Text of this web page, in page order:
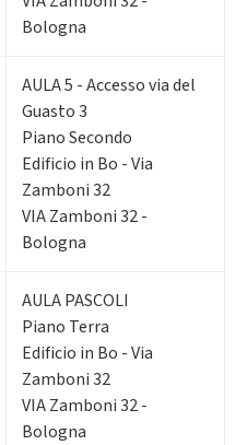
Bologna
AULA 5 - Accesso via del
Guasto 3
Piano Secondo
Edificio in Bo - Via
Zamboni 32
VIA Zamboni 32 -
Bologna
AULA PASCOLI
Piano Terra
Edificio in Bo - Via
Zamboni 32
VIA Zamboni 32 -
Bologna